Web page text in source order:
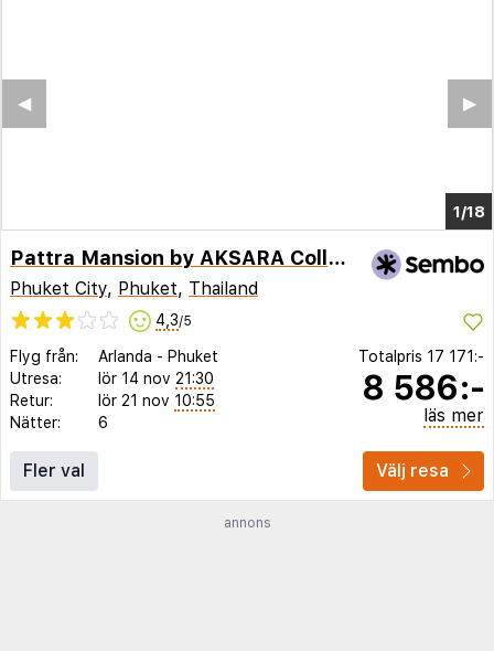
1/9
▶︎
◀︎
Pattra Mansion by AKSARA Collection
Phuket City, Phuket, Thailand
4,3/5
Flyg från: Arlanda - Phuket
Utresa:
lör 14 nov 21:30
Retur:
lör 21 nov 10:55
Nätter:
6
Totalpris 17 171:-
8 586:-
läs mer
Fler val Välj resa
annons